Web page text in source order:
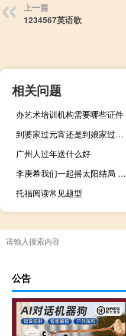
上一篇
1234567英语歌
相关问题
办艺术培训机构需要哪些证件
到婆家过元宵还是到娘家过元宵
广州人过年送什么好
李庚希我们一起摇太阳结局 李庚希回应摇太阳排片少
托福阅读常见题型
公告